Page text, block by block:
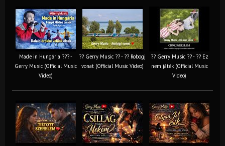
Made in Hungária ??? -
Gerry Music (Official Music
Video)
?? Gerry Music ?? - ?? Robogj
vonat (Official Music Video)
?? Gerry Music ?? - ?? Ez
nem játék (Official Music
Video)